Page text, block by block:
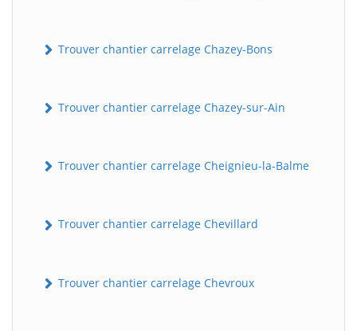
Trouver chantier carrelage Chazey-Bons
Trouver chantier carrelage Chazey-sur-Ain
Trouver chantier carrelage Cheignieu-la-Balme
Trouver chantier carrelage Chevillard
Trouver chantier carrelage Chevroux